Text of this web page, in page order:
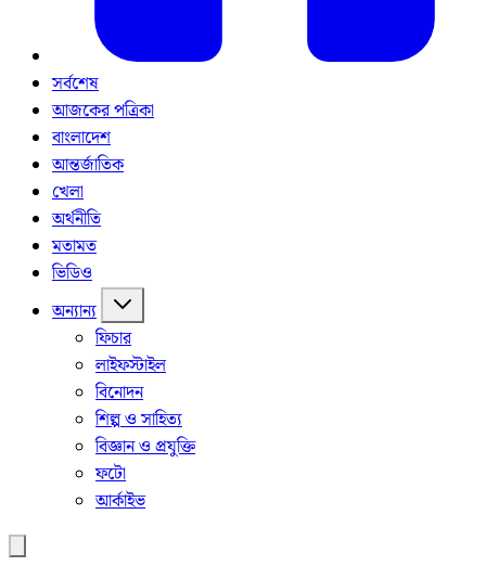
সর্বশেষ
আজকের পত্রিকা
বাংলাদেশ
আন্তর্জাতিক
খেলা
অর্থনীতি
মতামত
ভিডিও
অন্যান্য
ফিচার
লাইফস্টাইল
বিনোদন
শিল্প ও সাহিত্য
বিজ্ঞান ও প্রযুক্তি
ফটো
আর্কাইভ